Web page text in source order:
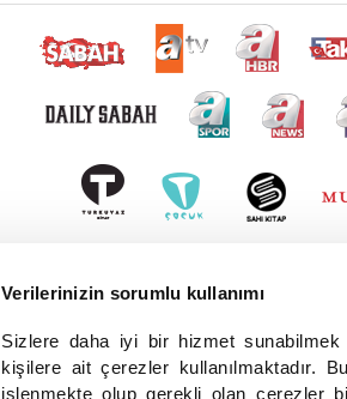
Verilerinizin sorumlu kullanımı
Sizlere daha iyi bir hizmet
kişilere ait çerezler kullanılmaktadır.
işlenmekte olup gerekli olan çerezler